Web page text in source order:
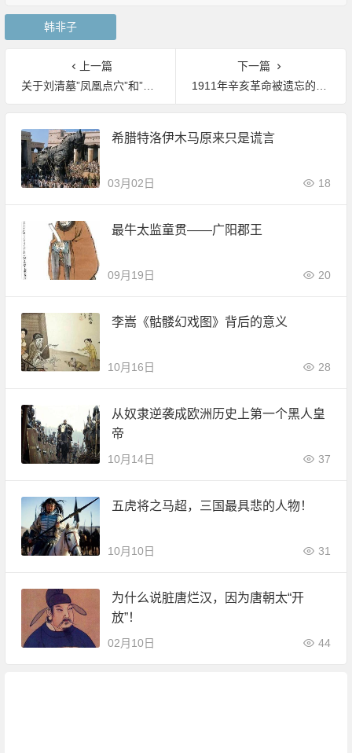
韩非子
上一篇
关于刘清墓”凤凰点穴”和”蚂蚁筑坟”的未解之谜
下一篇
1911年辛亥革命被遗忘的作用：驱除鞑虏 恢复中华
希腊特洛伊木马原来只是谎言
03月02日 18
最牛太监童贯——广阳郡王
09月19日 20
李嵩《骷髅幻戏图》背后的意义
10月16日 28
从奴隶逆袭成欧洲历史上第一个黑人皇
帝
10月14日 37
五虎将之马超，三国最具悲的人物！
10月10日 31
为什么说脏唐烂汉，因为唐朝太“开
放”！
02月10日 44